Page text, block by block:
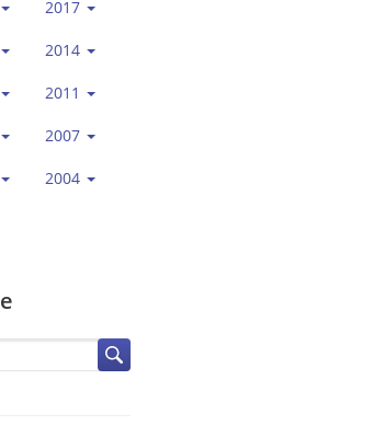
2017
2014
2011
2007
2004